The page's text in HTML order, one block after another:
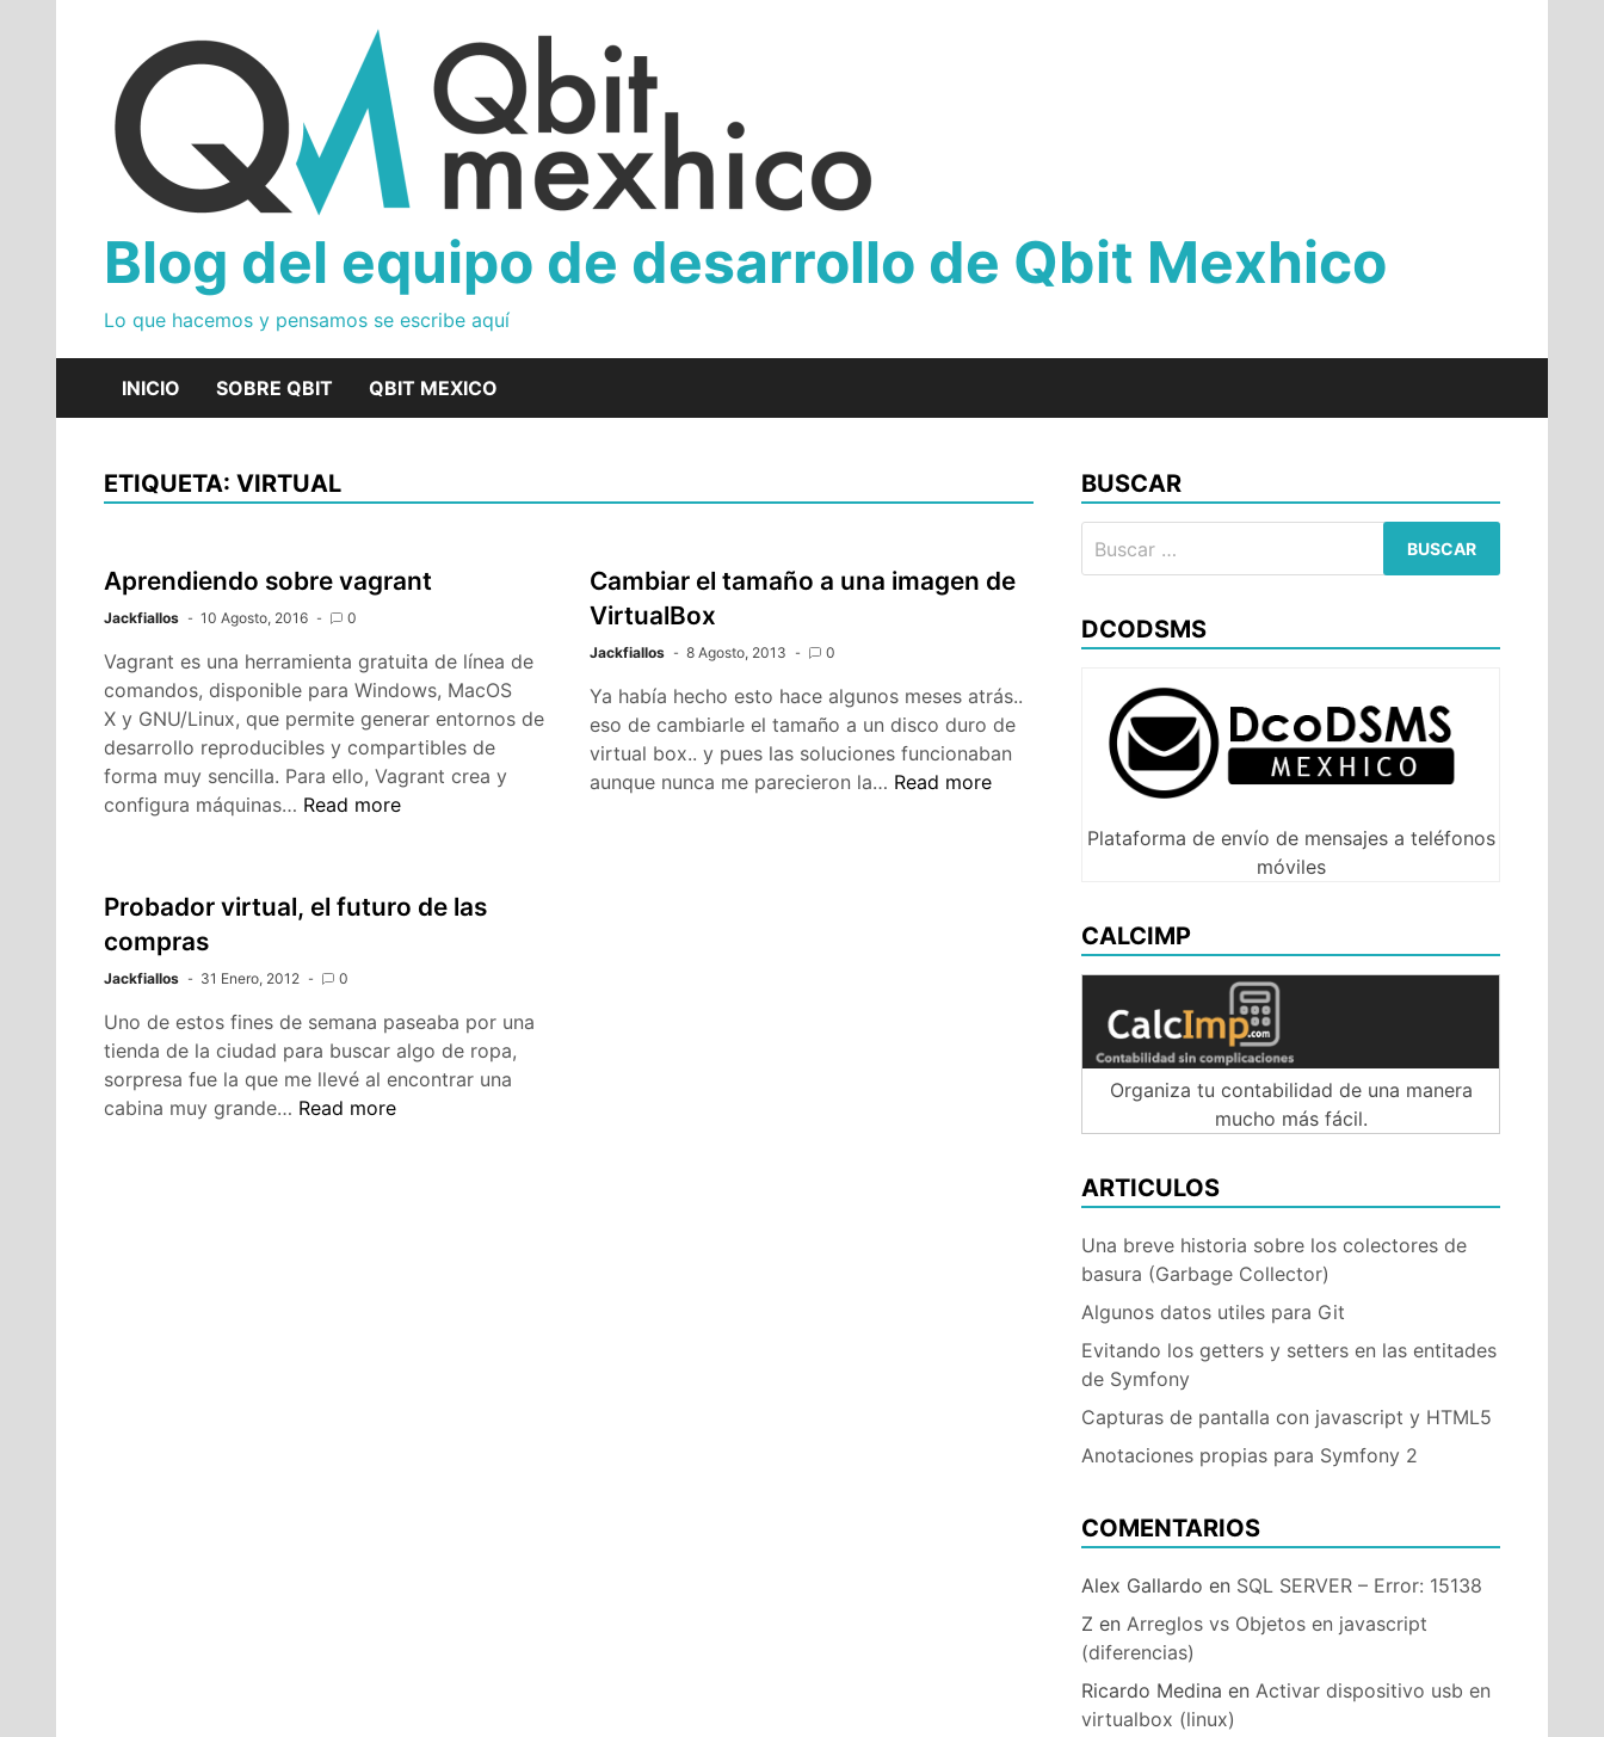
Blog del equipo de desarrollo de Qbit Mexhico
Lo que hacemos y pensamos se escribe aquí
INICIO SOBRE QBIT QBIT MEXICO
ETIQUETA: VIRTUAL
Aprendiendo sobre vagrant
Jackfiallos 10 Agosto, 2016 0
Vagrant es una herramienta gratuita de línea de
comandos, disponible para Windows, MacOS
X y GNU/Linux, que permite generar entornos de
desarrollo reproducibles y compartibles de
forma muy sencilla. Para ello, Vagrant crea y
configura máquinas… Aprendiendo
Read more
Cambiar el tamaño a una imagen de
VirtualBox
Jackfiallos 8 Agosto, 2013 0
Ya había hecho esto hace algunos meses atrás..
eso de cambiarle el tamaño a un disco duro de
virtual box.. y pues las soluciones funcionaban
aunque nunca me parecieron la… Cambiar
Read more
Probador virtual, el futuro de las
compras
Jackfiallos 31 Enero, 2012 0
Uno de estos fines de semana paseaba por una
tienda de la ciudad para buscar algo de ropa,
sorpresa fue la que me llevé al encontrar una
cabina muy grande… Probador
Read more
BUSCAR
DCODSMS
Plataforma de envío de mensajes a teléfonos
móviles
CALCIMP
Organiza tu contabilidad de una manera
mucho más fácil.
ARTICULOS
Una breve historia sobre los colectores de
basura (Garbage Collector)
Algunos datos utiles para Git
Evitando los getters y setters en las entitades
de Symfony
Capturas de pantalla con javascript y HTML5
Anotaciones propias para Symfony 2
COMENTARIOS
Alex Gallardo en SQL SERVER – Error: 15138
Z en Arreglos vs Objetos en javascript
(diferencias)
Ricardo Medina en Activar dispositivo usb en
virtualbox (linux)